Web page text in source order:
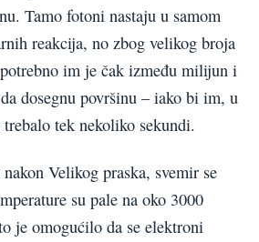
Tamo fotoni nastaju u samom
reakcija, no zbog velikog broja
im je čak između milijun i
dosegnu površinu – iako bi im, u
tek nekoliko sekundi.
Velikog praska, svemir se
su pale na oko 3000
je omogućilo da se elektroni